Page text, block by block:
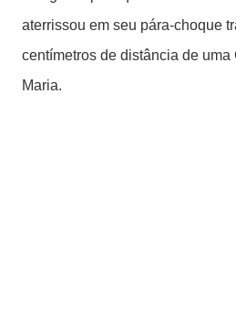
aterrissou em seu pára-choque
centímetros de distância de
Maria.